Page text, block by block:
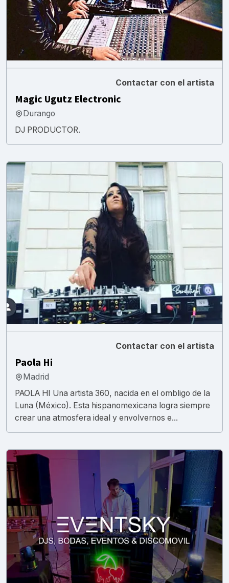
Contactar con el artista
Magic Ugutz Electronic
Durango
DJ PRODUCTOR.
Contactar con el artista
Paola Hi
Madrid
PAOLA HI Una artista 360, nacida en el ombligo de la
Luna (México). Esta hispanomexicana logra siempre
crear una atmosfera ideal y envolvernos e...